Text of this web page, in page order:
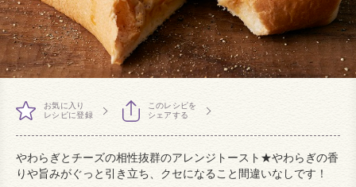
お気に入り
レシピに登録
このレシピを
シェアする
やわらぎとチーズの相性抜群のアレンジトースト★やわらぎの香
りや旨みがぐっと引き立ち、クセになること間違いなしです！